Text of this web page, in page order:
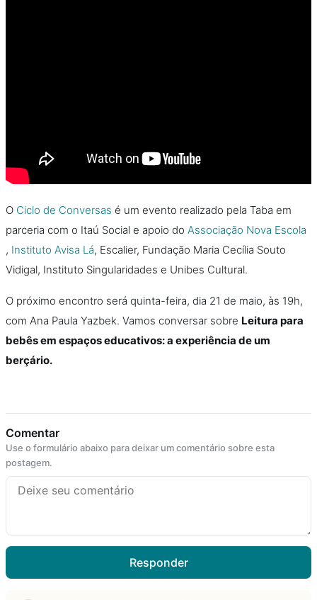
O Ciclo de Conversas é um evento realizado pela Taba em
parceria com o Itaú Social e apoio do Associação Nova Escola
, Instituto Avisa Lá, Escalier, Fundação Maria Cecília Souto
Vidigal, Instituto Singularidades e Unibes Cultural.
O próximo encontro será quinta-feira, dia 21 de maio, às 19h,
com Ana Paula Yazbek. Vamos conversar sobre Leitura para
bebês em espaços educativos: a experiência de um
berçário.
Comentar
Use o formulário abaixo para deixar um comentário sobre esta
postagem.
Responder